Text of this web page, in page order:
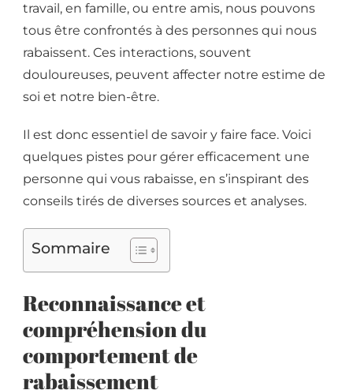
travail, en famille, ou entre amis, nous pouvons
tous être confrontés à des personnes qui nous
rabaissent. Ces interactions, souvent
douloureuses, peuvent affecter notre estime de
soi et notre bien-être.
Il est donc essentiel de savoir y faire face. Voici
quelques pistes pour gérer efficacement une
personne qui vous rabaisse, en s’inspirant des
conseils tirés de diverses sources et analyses.
Sommaire
Reconnaissance et
compréhension du
comportement de
rabaissement